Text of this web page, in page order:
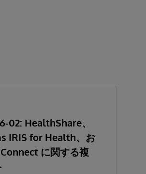
02: HealthShare、
IRIS for Health、お
に関する複